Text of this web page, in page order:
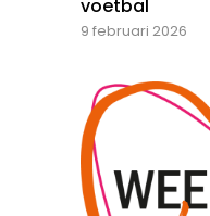
voetbal
9 februari 2026